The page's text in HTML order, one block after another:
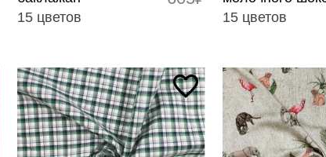
15 цветов
15 цветов